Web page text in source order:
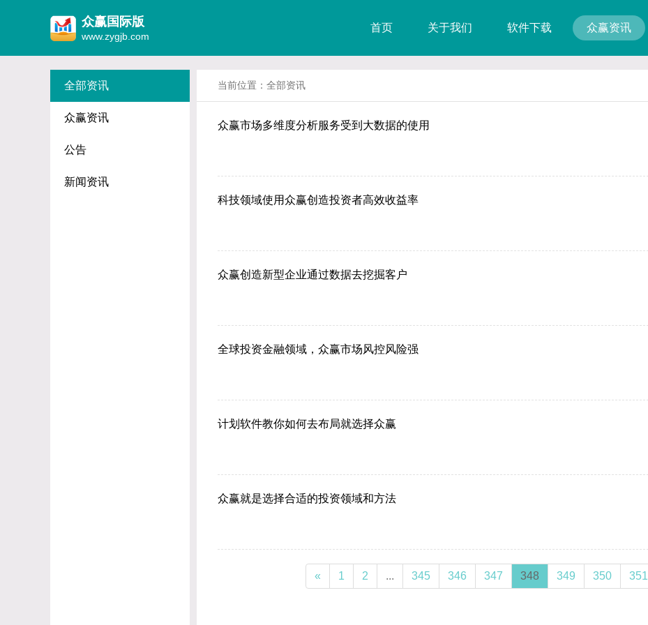
众赢国际版
www.zygjb.com
首页 关于我们 软件下载 众赢资讯
全部资讯
众赢资讯
公告
新闻资讯
当前位置： 全部资讯
众赢市场多维度分析服务受到大数据的使用
科技领域使用众赢创造投资者高效收益率
众赢创造新型企业通过数据去挖掘客户
全球投资金融领域，众赢市场风控风险强
计划软件教你如何去布局就选择众赢
众赢就是选择合适的投资领域和方法
« 1 2 ... 345 346 347 348 349 350 351